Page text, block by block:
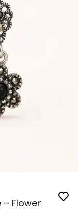
– Flower